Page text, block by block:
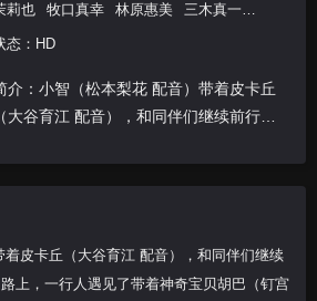
莉也
牧口真幸 林原惠美
三木真一郎
犬山犬子
竹内顺子 佐仓绫音 佐藤健辅
石冢运
升
藤原龙也 山寺宏一 中川翔子
篠原信
态：HD
介：小智（松本梨花 配音）带着皮卡丘
（大谷育江 配音），和同伴们继续前行在
皮卡丘（大谷育江 配音），和同伴们继续
上，一行人遇见了带着神奇宝贝胡巴（钉宫